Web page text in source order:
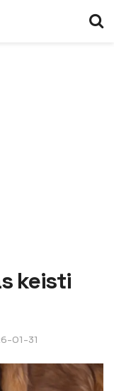
keisti
01-31